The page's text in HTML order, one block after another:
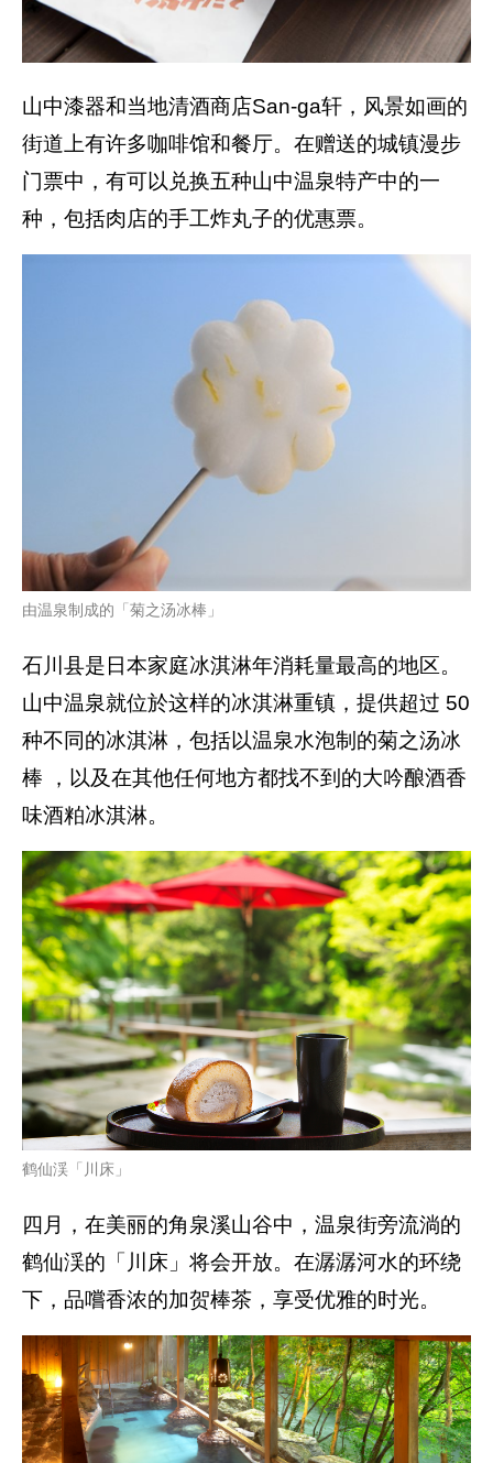
山中漆器和当地清酒商店San-ga轩，风景如画的
街道上有许多咖啡馆和餐厅。在赠送的城镇漫步
门票中，有可以兑换五种山中温泉特产中的一
种，包括肉店的手工炸丸子的优惠票。
由温泉制成的「菊之汤冰棒」
石川县是日本家庭冰淇淋年消耗量最高的地区。
山中温泉就位於这样的冰淇淋重镇，提供超过 50
种不同的冰淇淋，包括以温泉水泡制的菊之汤冰
棒 ，以及在其他任何地方都找不到的大吟酿酒香
味酒粕冰淇淋。
鹤仙渓「川床」
四月，在美丽的角泉溪山谷中，温泉街旁流淌的
鹤仙渓的「川床」将会开放。在潺潺河水的环绕
下，品嚐香浓的加贺棒茶，享受优雅的时光。